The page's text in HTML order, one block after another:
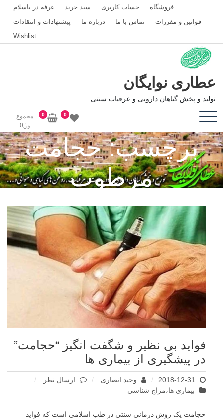
فروشگاه حساب کاربری سبد خرید
غرفه در باسلام
قوانین و مقررات
تماس با ما درباره ما
پیشنهادات و انتقادات
Wishlist
عطاری نوایگان
تولید و پخش گیاهان دارویی و عرقیات سنتی
0
0
مجموع
﷼0
برچسب:حجامت
مرطوب
فواید بی نظیر و شگفت انگیز “حجامت”
در پیشگیری از بیماری ها
2018-12-31 وحید انصاری ارسال نظر
برای
بی
نظیر
بیماری ها،مزاج شناسی
حجامت یک روش درمانی سنتی در طب اسلامی است که فواید